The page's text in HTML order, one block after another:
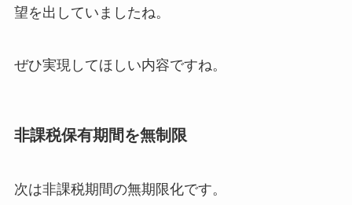
望を出していましたね。
ぜひ実現してほしい内容ですね。
非課税保有期間を無制限
次は非課税期間の無期限化です。